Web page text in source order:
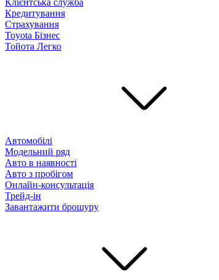
Клієнтська служба
Кредитування
Страхування
Toyota Бізнес
Тойота Легко
Автомобілі
Модельний ряд
Авто в наявності
Авто з пробігом
Онлайн-консультація
Трейд-ін
Завантажити брошуру